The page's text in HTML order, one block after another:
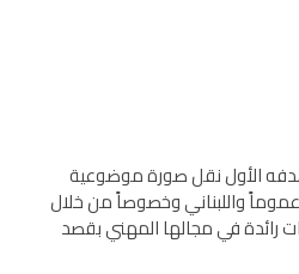
الأول نقل صورة موضوعية
واللبناني وخصوصاً من خلال
في مجالها المهني بقصد